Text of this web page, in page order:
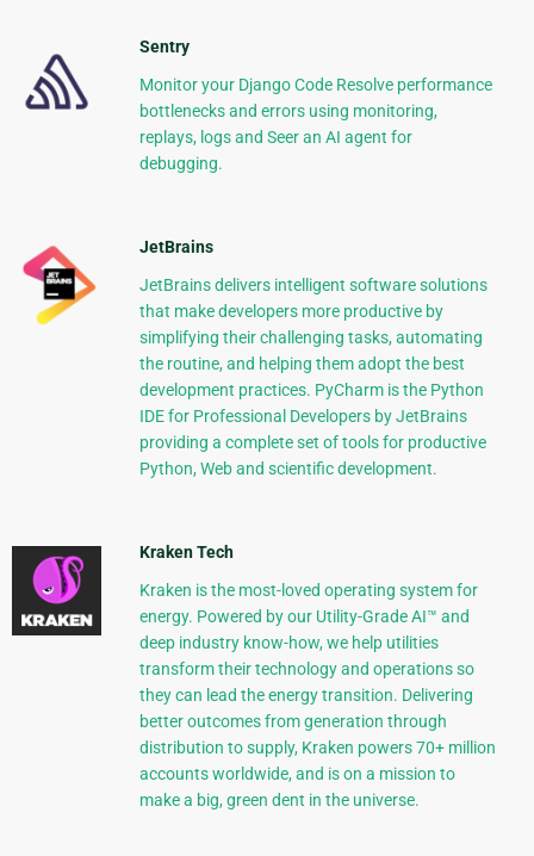
Sentry
Monitor your Django Code Resolve performance
bottlenecks and errors using monitoring,
replays, logs and Seer an AI agent for
debugging.
JetBrains
JetBrains delivers intelligent software solutions
that make developers more productive by
simplifying their challenging tasks, automating
the routine, and helping them adopt the best
development practices. PyCharm is the Python
IDE for Professional Developers by JetBrains
providing a complete set of tools for productive
Python, Web and scientific development.
Kraken Tech
Kraken is the most-loved operating system for
energy. Powered by our Utility-Grade AI™ and
deep industry know-how, we help utilities
transform their technology and operations so
they can lead the energy transition. Delivering
better outcomes from generation through
distribution to supply, Kraken powers 70+ million
accounts worldwide, and is on a mission to
make a big, green dent in the universe.